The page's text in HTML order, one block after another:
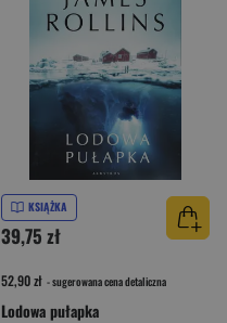
KSIĄŻKA
39,75 zł
52,90 zł - sugerowana cena detaliczna
Lodowa pułapka